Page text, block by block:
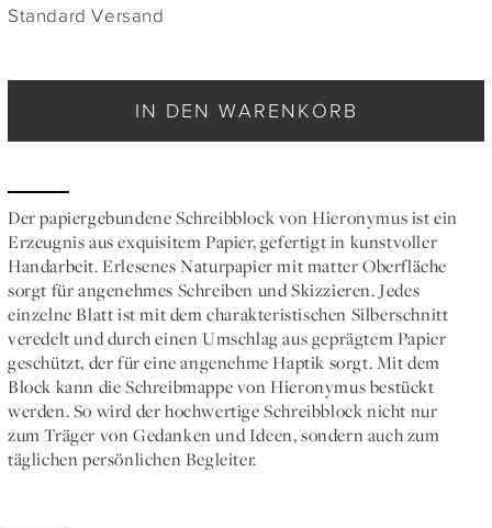
Standard Versand
IN DEN WARENKORB
Der papiergebundene Schreibblock von Hieronymus ist ein
Erzeugnis aus exquisitem Papier, gefertigt in kunstvoller
Handarbeit. Erlesenes Naturpapier mit matter Oberfläche
sorgt für angenehmes Schreiben und Skizzieren. Jedes
einzelne Blatt ist mit dem charakteristischen Silberschnitt
veredelt und durch einen Umschlag aus geprägtem Papier
geschützt, der für eine angenehme Haptik sorgt. Mit dem
Block kann die Schreibmappe von Hieronymus bestückt
werden. So wird der hochwertige Schreibblock nicht nur
zum Träger von Gedanken und Ideen, sondern auch zum
täglichen persönlichen Begleiter.